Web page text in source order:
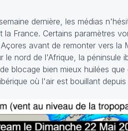
dernière, les médias
la France. Certains paramètres
avant de remonter vers la
le nord de l'Afrique, la
blocage bien mieux huilées
où l'air est bouillant depuis